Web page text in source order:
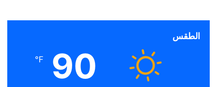
الطقس
90
℉